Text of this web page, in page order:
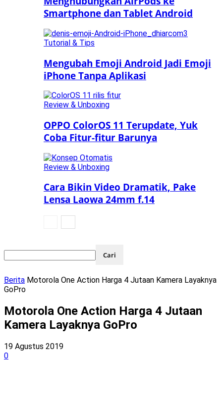
Smartphone dan Tablet Android
Tutorial & Tips
Mengubah Emoji Android Jadi Emoji
iPhone Tanpa Aplikasi
Review & Unboxing
OPPO ColorOS 11 Terupdate, Yuk
Coba Fitur-fitur Barunya
Review & Unboxing
Cara Bikin Video Dramatik, Pake
Lensa Laowa 24mm f.14
Berita Motorola One Action Harga 4 Jutaan Kamera Layaknya
GoPro
Motorola One Action Harga 4 Jutaan
Kamera Layaknya GoPro
19 Agustus 2019
0